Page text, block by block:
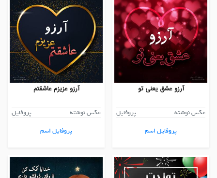
آرزو عشق یعنی تو
عکس نوشته
پروفایل
پروفایل اسم
آرزو عزیزم عاشقتم
عکس نوشته
پروفایل
پروفایل اسم